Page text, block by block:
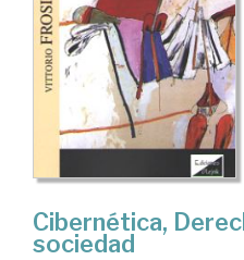
Cibernética,
sociedad